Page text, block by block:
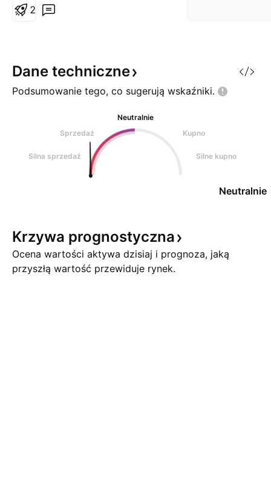
zmienność wróci i korektę w
2
Dane techniczne
Podsumowanie tego, co sugerują wskaźniki.
Neutralnie
Sprzedaż
Kupno
Silna sprzedaż Silne kupno
Neutralnie
Krzywa prognostyczna
Ocena wartości aktywa dzisiaj i prognoza, jaką
przyszłą wartość przewiduje rynek.